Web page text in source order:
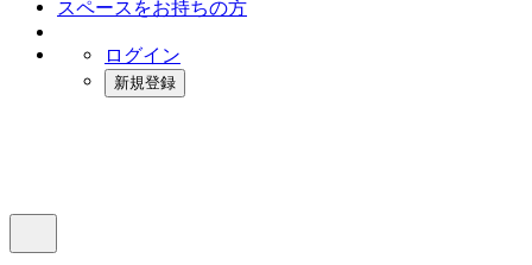
スペースをお持ちの方
ログイン
新規登録